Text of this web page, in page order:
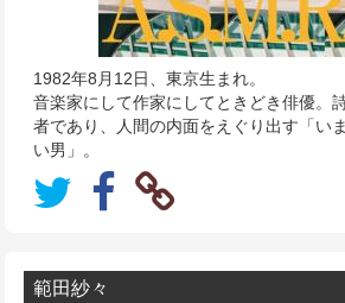
1982年8月12日、東京生まれ。
音楽家にして作家にしてときどき俳優。
者であり、人間の内面をえぐり出す「い
い男」。
範田紗々